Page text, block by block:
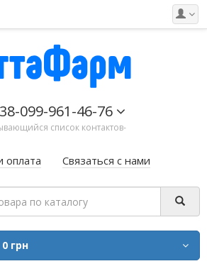
099-961-46-76
список контактов-
оплата Связаться с нами
0 грн